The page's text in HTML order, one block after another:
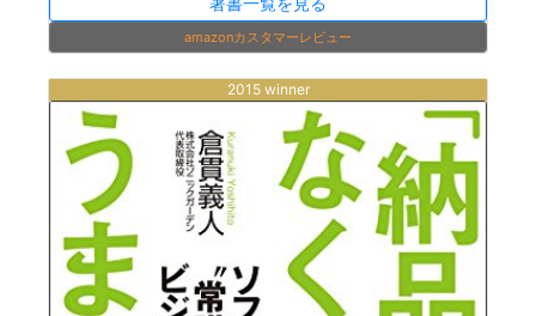
amazonカスタマーレビュー
2015 winner